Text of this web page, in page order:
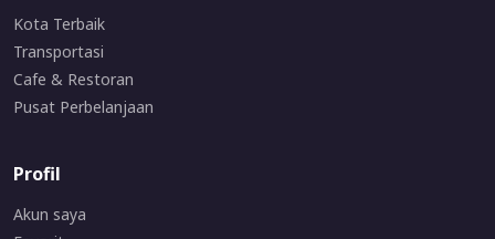
Kota Terbaik
Transportasi
Cafe & Restoran
Pusat Perbelanjaan
Profil
Akun saya